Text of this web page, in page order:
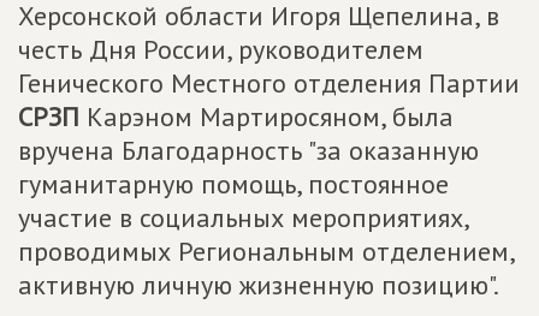
Херсонской области Игоря Щепелина, в
честь Дня России, руководителем
Генического Местного отделения Партии
СРЗП Карэном Мартиросяном, была
вручена Благодарность "за оказанную
гуманитарную помощь, постоянное
участие в социальных мероприятиях,
проводимых Региональным отделением,
активную личную жизненную позицию".